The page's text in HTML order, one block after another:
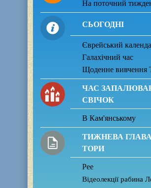
На поточний
СЬОГОДНІ
Єврейський
Галахічний час
Щоденне вивчення
ЧАС
СВІЧОК
В Кам'янському
ТИЖНЕВА ГЛАВА
ТОРИ
Рее
Відеолекції рабина